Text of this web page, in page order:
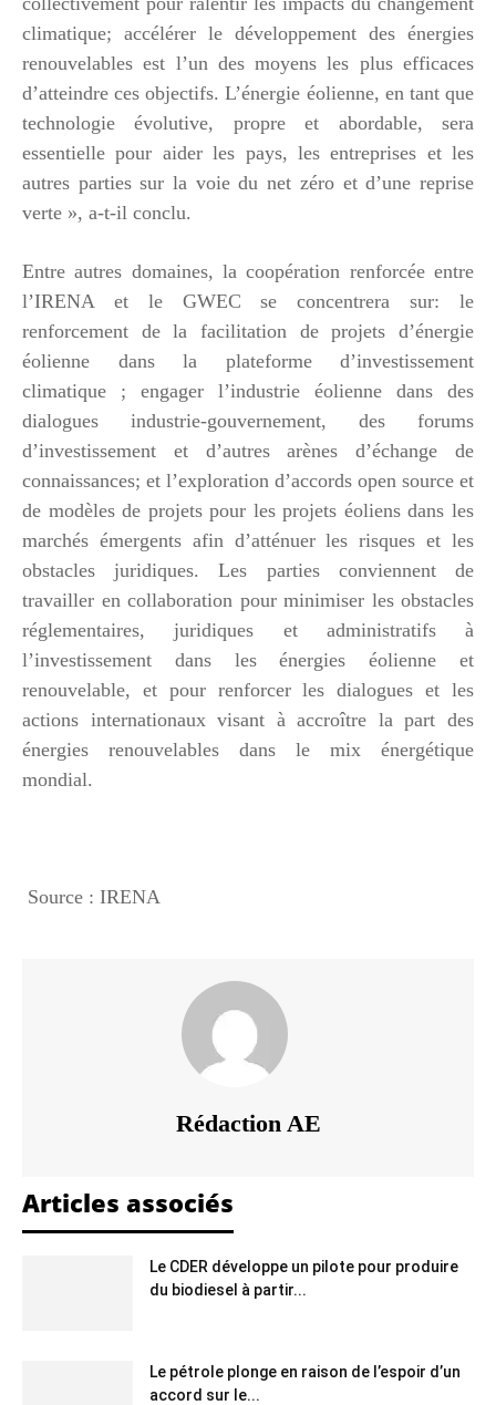
climatique; accélérer le développement des énergies
renouvelables est l’un des moyens les plus efficaces
d’atteindre ces objectifs. L’énergie éolienne, en tant que
technologie évolutive, propre et abordable, sera
essentielle pour aider les pays, les entreprises et les
autres parties sur la voie du net zéro et d’une reprise
verte », a-t-il conclu.
Entre autres domaines, la coopération renforcée entre
l’IRENA et le GWEC se concentrera sur: le
renforcement de la facilitation de projets d’énergie
éolienne dans la plateforme d’investissement
climatique ; engager l’industrie éolienne dans des
dialogues industrie-gouvernement, des forums
d’investissement et d’autres arènes d’échange de
connaissances; et l’exploration d’accords open source et
de modèles de projets pour les projets éoliens dans les
marchés émergents afin d’atténuer les risques et les
obstacles juridiques. Les parties conviennent de
travailler en collaboration pour minimiser les obstacles
réglementaires, juridiques et administratifs à
l’investissement dans les énergies éolienne et
renouvelable, et pour renforcer les dialogues et les
actions internationaux visant à accroître la part des
énergies renouvelables dans le mix énergétique
mondial.
Source : IRENA
Rédaction AE
Articles associés
Le CDER développe un pilote pour produire
du biodiesel à partir...
Le pétrole plonge en raison de l’espoir d’un
accord sur le...